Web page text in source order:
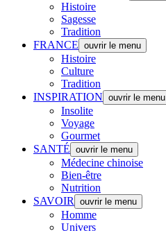
Histoire
Sagesse
Tradition
FRANCE ouvrir le menu
Histoire
Culture
Tradition
INSPIRATION ouvrir le menu
Insolite
Voyage
Gourmet
SANTÉ ouvrir le menu
Médecine chinoise
Bien-être
Nutrition
SAVOIR
ouvrir le menu
Homme
Univers